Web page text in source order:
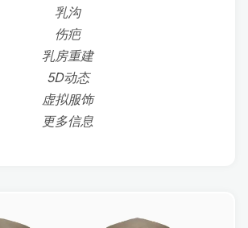
乳沟
伤疤
乳房重建
5D动态
虚拟服饰
更多信息